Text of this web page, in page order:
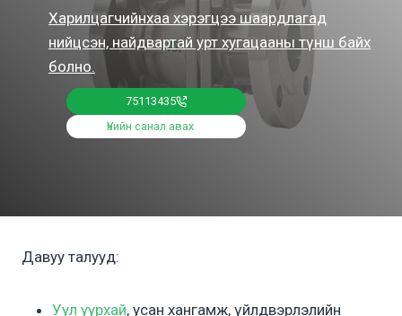
Харилцагчийнхаа хэрэгцээ шаардлагад
нийцсэн, найдвартай урт хугацааны түнш байх
болно.
75113435
Үнийн санал авах
Давуу талууд:
Уул уурхай, усан хангамж, үйлдвэрлэлийн